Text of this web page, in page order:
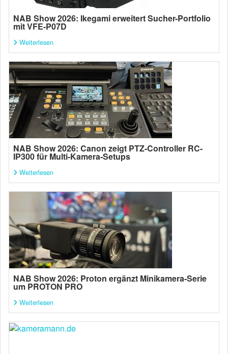
NAB Show 2026: Ikegami erweitert Sucher-Portfolio
mit VFE-P07D
Weiterlesen
NAB Show 2026: Canon zeigt PTZ-Controller RC-
IP300 für Multi-Kamera-Setups
Weiterlesen
NAB Show 2026: Proton ergänzt Minikamera-Serie
um PROTON PRO
Weiterlesen